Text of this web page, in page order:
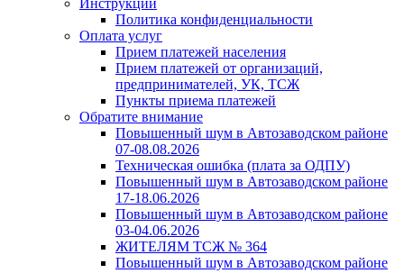
Инструкции
Политика конфиденциальности
Оплата услуг
Прием платежей населения
Прием платежей от организаций,
предпринимателей, УК, ТСЖ
Пункты приема платежей
Обратите внимание
Повышенный шум в Автозаводском районе
07-08.08.2026
Техническая ошибка (плата за ОДПУ)
Повышенный шум в Автозаводском районе
17-18.06.2026
Повышенный шум в Автозаводском районе
03-04.06.2026
ЖИТЕЛЯМ ТСЖ № 364
Повышенный шум в Автозаводском районе